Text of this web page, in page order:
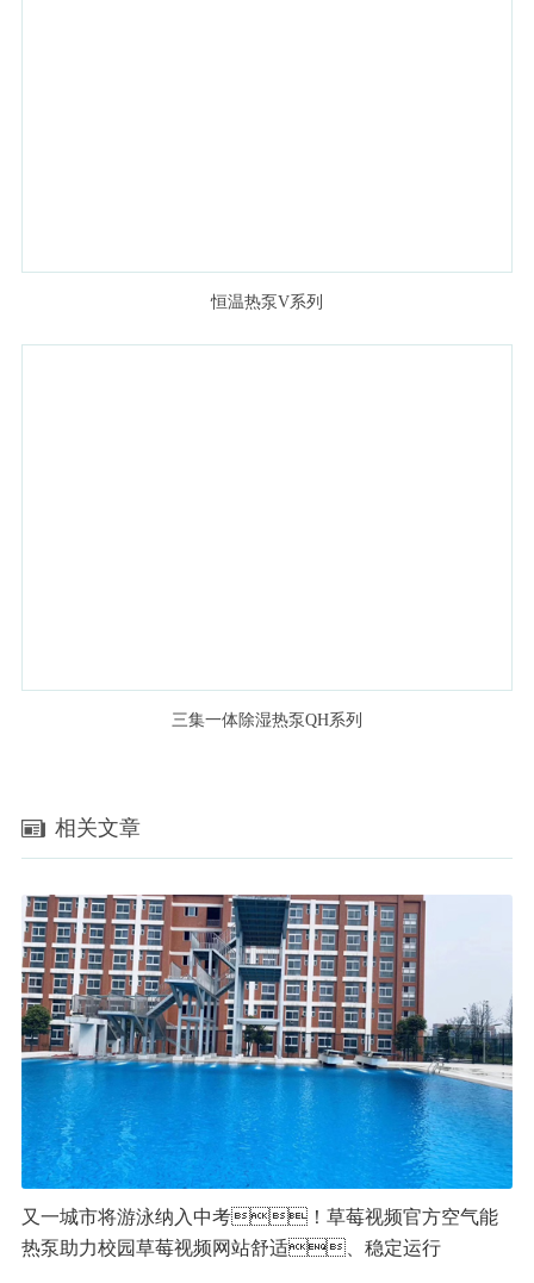
恒温热泵V系列
三集一体除湿热泵QH系列
相关文章
又一城市将游泳纳入中考！草莓视频官方空气能
热泵助力校园草莓视频网站舒适、稳定运行